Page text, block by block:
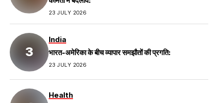
23 JULY 2026
India
भारत-अमेरिका के बीच व्यापार समझौतों की प्रगति:
23 JULY 2026
Health